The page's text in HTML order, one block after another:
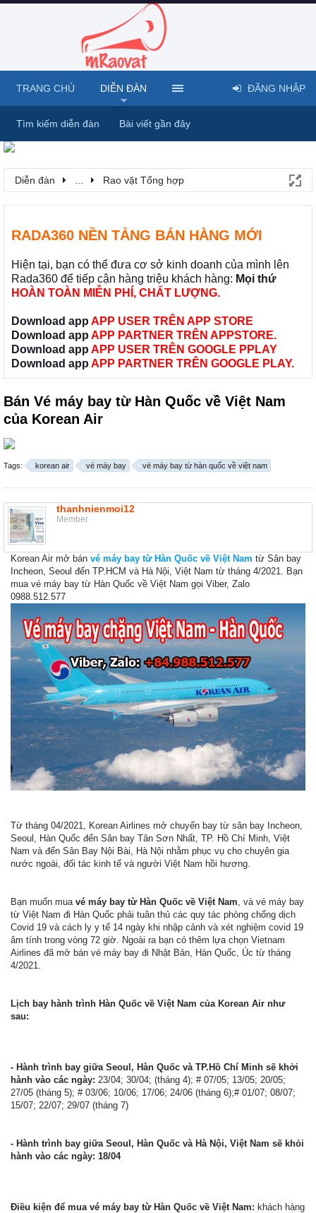
Diễn đàn Rao vặt Tổng hợp
RADA360 NỀN TẢNG BÁN HÀNG MỚI
Hiện tại, bạn có thể đưa cơ sở kinh doanh của mình lên
Rada360 để tiếp cận hàng triệu khách hàng: Mọi thứ
HOÀN TOÀN MIỄN PHÍ, CHẤT LƯỢNG.
Download app APP USER TRÊN APP STORE
Download app APP PARTNER TRÊN APPSTORE.
Download app APP USER TRÊN GOOGLE PPLAY
Download app APP PARTNER TRÊN GOOGLE PLAY.
Bán Vé máy bay từ Hàn Quốc về Việt Nam
của Korean Air
Tags: korean air vé máy bay vé máy bay từ hàn quốc về việt nam
thanhnienmoi12
Member
Korean Air mở bán vé máy bay từ Hàn Quốc về Việt Nam từ Sân bay
Incheon, Seoul đến TP.HCM và Hà Nội, Việt Nam từ tháng 4/2021. Bạn
mua vé máy bay từ Hàn Quốc về Việt Nam gọi Viber, Zalo
0988.512.577
Từ tháng 04/2021, Korean Airlines mở chuyến bay từ sân bay Incheon,
Seoul, Hàn Quốc đến Sân bay Tân Sơn Nhất, TP. Hồ Chí Minh, Việt
Nam và đến Sân Bay Nội Bài, Hà Nội nhằm phục vụ cho chuyên gia
nước ngoài, đối tác kinh tế và người Việt Nam hồi hương.
Bạn muốn mua vé máy bay từ Hàn Quốc về Việt Nam , và vé máy bay
từ Việt Nam đi Hàn Quốc phải tuân thủ các quy tác phòng chống dịch
Covid 19 và cách ly y tế 14 ngày khi nhập cảnh và xét nghiệm covid 19
âm tính trong vòng 72 giờ. Ngoài ra bạn có thêm lựa chọn Vietnam
Airlines đã mở bán vé máy bay đi Nhật Bản, Hàn Quốc, Úc từ tháng
4/2021.
Lịch bay hành trình Hàn Quốc về Việt Nam của Korean Air như
sau:
- Hành trình bay giữa Seoul, Hàn Quốc và TP.Hồ Chí Minh sẽ khởi
hành vào các ngày: 23/04; 30/04; (tháng 4); # 07/05; 13/05; 20/05;
27/05 (tháng 5); # 03/06; 10/06; 17/06; 24/06 (tháng 6);# 01/07; 08/07;
15/07; 22/07; 29/07 (tháng 7)
- Hành trình bay giữa Seoul, Hàn Quốc và Hà Nội, Việt Nam sẽ khỏi
hành vào các ngày: 18/04
Điều kiện để mua vé máy bay từ Hàn Quốc về Việt Nam: khách hàng
TRANG CHỦ DIỄN ĐÀN
Tìm kiếm diễn đàn Bài viết gần đây
ĐĂNG NHẬP